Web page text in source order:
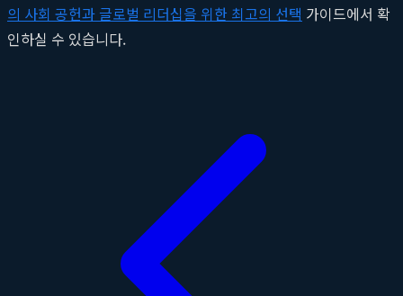
의 사회 공헌과 글로벌 리더십을 위한 최고의 선택 가이드에서 확
인하실 수 있습니다.